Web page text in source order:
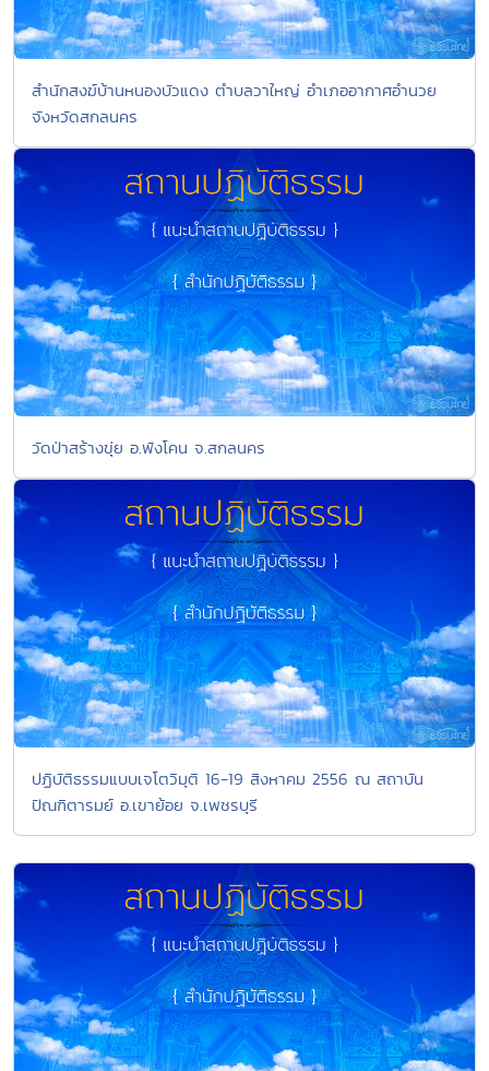
สำนักสงฆ์บ้านหนองบัวแดง ตำบลวาใหญ่ อำเภออากาศอำนวย
จังหวัดสกลนคร
วัดป่าสร้างขุ่ย อ.พังโคน จ.สกลนคร
ปฏิบัติธรรมแบบเจโตวิมุติ 16-19 สิงหาคม 2556 ณ สถาบัน
ปัณฑิตารมย์ อ.เขาย้อย จ.เพชรบุรี